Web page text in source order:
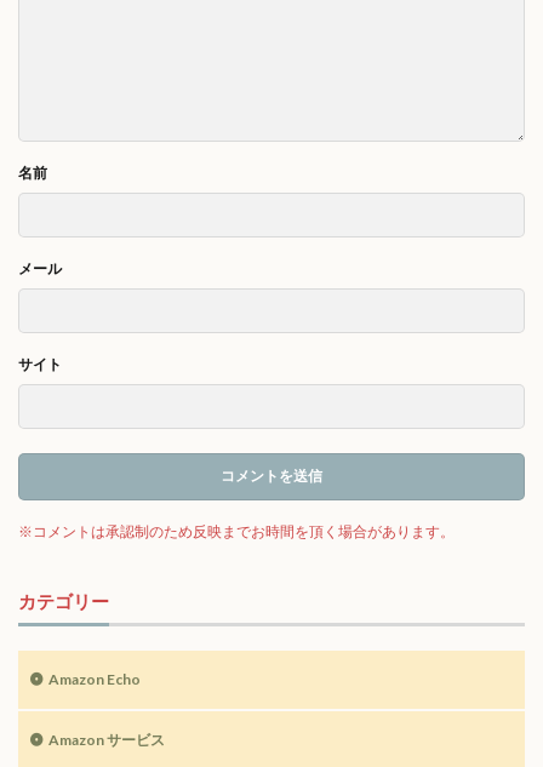
名前
メール
サイト
カテゴリー
Amazon Echo
Amazon サービス